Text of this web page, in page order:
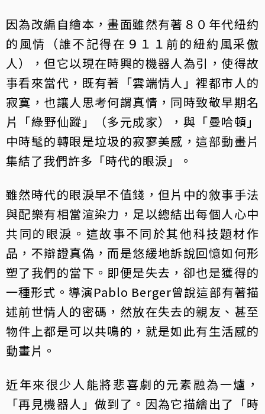
因為改編自繪本，畫面雖然有著８０年代紐約
的風情（誰不記得在９１１前的紐約風采傲
人），但它以現在時興的機器人為引，使得故
事看來當代，既有著「雲端情人」裡都市人的
寂寞，也讓人思考何謂真情，同時致敬早期名
片「綠野仙蹤」（多元成家），與「曼哈頓」
中時髦的轉眼是垃圾的寂寥美感，這部動畫片
集結了我們許多「時代的眼淚」。
雖然時代的眼淚早不值錢，但片中的敘事手法
與配樂有相當渲染力，足以總結出每個人心中
共同的眼淚。這故事不同於其他科技題材作
品，不辯證真偽，而是悠緩地訴說回憶如何形
塑了我們的當下。即便是失去，卻也是獲得的
一種形式。導演Pablo Berger曾說這部有著描
述前世情人的密碼，然放在失去的親友、甚至
物件上都是可以共鳴的，就是如此有生活感的
動畫片。
近年來很少人能將悲喜劇的元素融為一爐，
「再見機器人」做到了。因為它描繪出了「時